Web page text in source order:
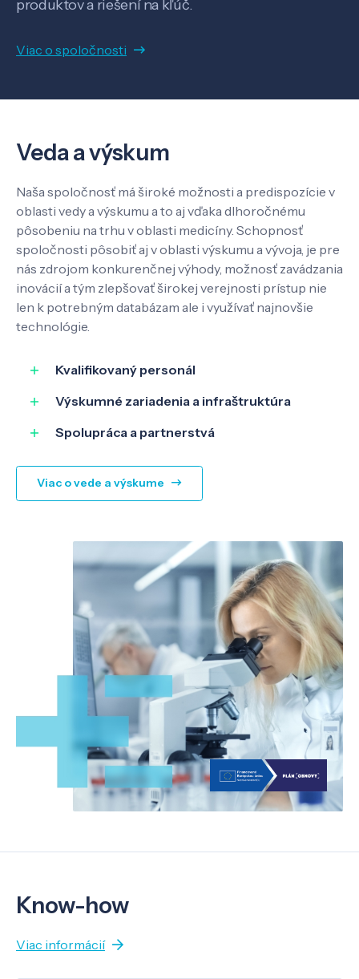
produktov a riešení na kľúč.
Viac o spoločnosti
Veda a výskum
Naša spoločnosť má široké možnosti a predispozície v
oblasti vedy a výskumu a to aj vďaka dlhoročnému
pôsobeniu na trhu v oblasti medicíny. Schopnosť
spoločnosti pôsobiť aj v oblasti výskumu a vývoja, je pre
nás zdrojom konkurenčnej výhody, možnosť zavádzania
inovácií a tým zlepšovať širokej verejnosti prístup nie
len k potrebným databázam ale i využívať najnovšie
technológie.
Kvalifikovaný personál
Výskumné zariadenia a infraštruktúra
Spolupráca a partnerstvá
Viac o vede a výskume
Know-how
Viac informácií